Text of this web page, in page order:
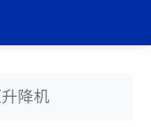
降机